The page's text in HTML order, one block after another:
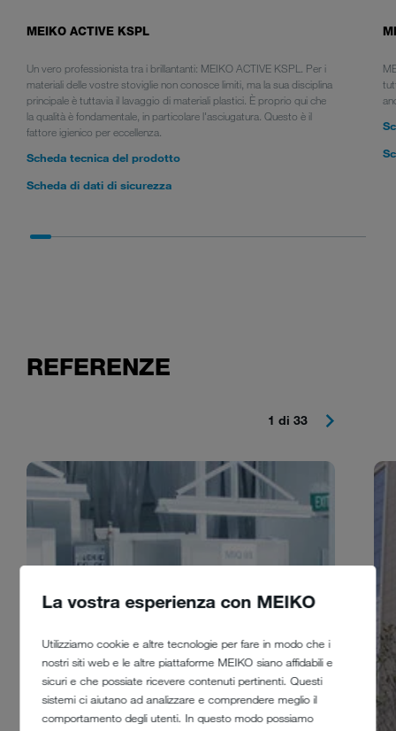
La vostra esperienza con MEIKO
Utilizziamo cookie e altre tecnologie per fare in modo che i
nostri siti web e le altre piattaforme MEIKO siano affidabili e
sicuri e che possiate ricevere contenuti pertinenti. Questi
sistemi ci aiutano ad analizzare e comprendere meglio il
comportamento degli utenti. In questo modo possiamo
MEIKO ACTIVE KSPL
Un vero professionista tra i brillantanti: MEIKO ACTIVE KSPL. Per i
materiali delle vostre stoviglie non conosce limiti, ma la sua disciplina
principale è tuttavia il lavaggio di materiali plastici. È proprio qui che
la qualità è fondamentale, in particolare l'asciugatura. Questo è il
fattore igienico per eccellenza.
Scheda tecnica del prodotto
Scheda di dati di sicurezza
REFERENZE
1 di 33